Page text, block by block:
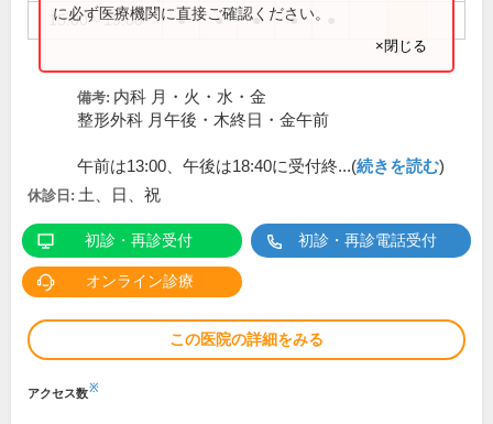
15:00～19:00 ● ● ● ●
に必ず医療機関に直接ご確認ください。
×閉じる
備考: 内科 月・火・水・金
整形外科 月午後・木終日・金午前
午前は13:00、午後は18:40に受付終...(続きを読む)
休診日: 土、日、祝
初診・再診受付 初診・再診電話受付
オンライン診療
この医院の詳細をみる
アクセス数※